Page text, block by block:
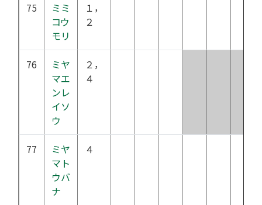
75
ミミ
コウ
モリ
１，
２
76
ミヤ
マエ
ンレ
イソ
ウ
２，
４
77
ミヤ
マト
ウバ
ナ
４